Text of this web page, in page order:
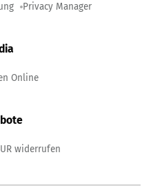
Privacy Manager
Online
widerrufen